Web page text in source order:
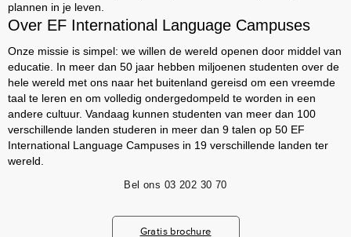
plannen in je leven.
Over EF International Language Campuses
Onze missie is simpel: we willen de wereld openen door middel van
educatie. In meer dan 50 jaar hebben miljoenen studenten over de
hele wereld met ons naar het buitenland gereisd om een vreemde
taal te leren en om volledig ondergedompeld te worden in een
andere cultuur. Vandaag kunnen studenten van meer dan 100
verschillende landen studeren in meer dan 9 talen op 50 EF
International Language Campuses in 19 verschillende landen ter
wereld.
Bel ons 03 202 30 70
Gratis brochure